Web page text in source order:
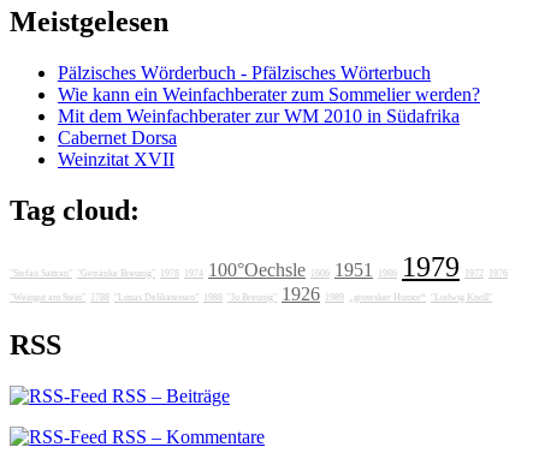
Meistgelesen
Pälzisches Wörderbuch - Pfälzisches Wörterbuch
Wie kann ein Weinfachberater zum Sommelier werden?
Mit dem Weinfachberater zur WM 2010 in Südafrika
Cabernet Dorsa
Weinzitat XVII
Tag cloud:
"Stefan Sattran" "Getränke Breunig" 1978 1974 100°Oechsle 1606 1951 1986 1979 1972 1976
"Weingut am Stein" 1788 "Lunas Delikatessen" 1988 "Jo Breunig" 1926 1989 „grotesker Humor“ "Ludwig Knoll"
RSS
RSS – Beiträge
RSS – Kommentare